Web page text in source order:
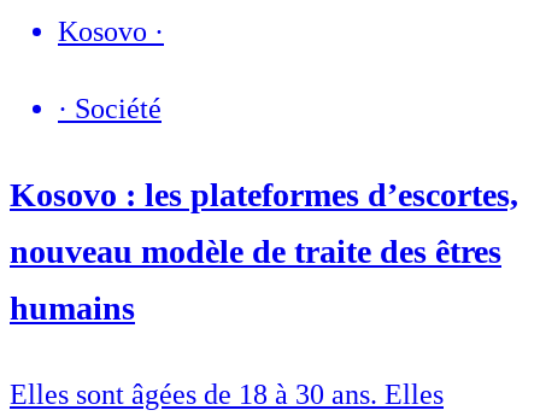
Kosovo ·
· Société
Kosovo : les plateformes d’escortes,
nouveau modèle de traite des êtres
humains
Elles sont âgées de 18 à 30 ans. Elles